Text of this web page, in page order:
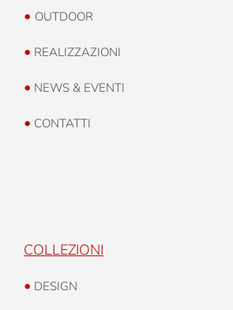
• OUTDOOR
• REALIZZAZIONI
• NEWS & EVENTI
• CONTATTI
COLLEZIONI
• DESIGN